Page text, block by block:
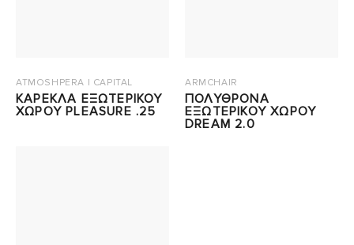
ATMOSHPERA | CAPITAL
ΚΑΡΕΚΛΑ ΕΞΩΤΕΡΙΚΟΥ
ΧΩΡΟΥ PLEASURE .25
ARMCHAIR
ΠΟΛΥΘΡΟΝΑ
ΕΞΩΤΕΡΙΚΟΥ ΧΩΡΟΥ
DREAM 2.0